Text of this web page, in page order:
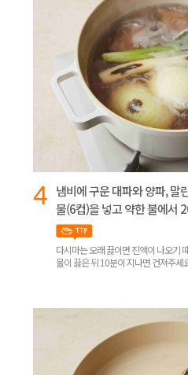
4 냄비에 구운 대파와 양파, 말
물(6컵)을 넣고 약한 불에서
다시마는 오래 끓이면 진액이 나오기
물이 끓은 뒤 10분이 지나면 건져주세